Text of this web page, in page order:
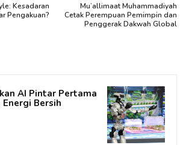
Kesadaran
Pengakuan?
Mu’allimaat Muhammadiyah
Cetak Perempuan Pemimpin dan
Penggerak Dakwah Global
AI Pintar Pertama
Bersih